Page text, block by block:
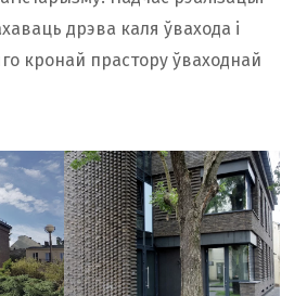
дрэва каля ўвахода і
кронай прастору ўваходнай